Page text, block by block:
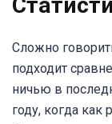
Сложно
подходит
ничью в
году, когда как